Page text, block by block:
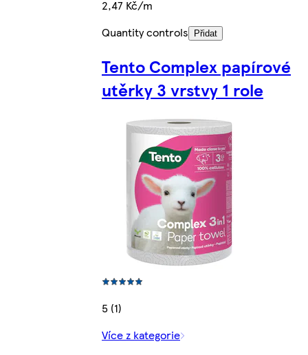
2,47 Kč/m
Quantity controls
Přidat
Tento Complex papírové
utěrky 3 vrstvy 1 role
5 (1)
Více z kategorie